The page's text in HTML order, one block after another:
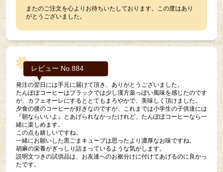
またのご注文を心よりお待ちいたしております。この度はあり
がとうございました。
レビュー No.884
発注の翌日には手元に届けて頂き、ありがとうございました。
たんぽぽコーヒーはブラックでは少し漢方薬っぽい風味を感じたのです
が、カフェオーレにするととてもまろやかで、美味しく頂けました。
夕食の後のコーヒーが好きなのですが、これまでは小学生の子供達には
『朝ならいいよ』とあげられなかったけれど、たんぽぽコーヒーなら一
緒に楽しめます。
この点も嬉しいですね。
一緒にお願いした黒ごまキューブは思ったより濃厚なお味ですね。
胡麻の栄養がぎっしり詰まっているような気がします。
説明文つきの試供品は、お友達へのお裾分けに付けてあげるのに良かっ
たです。